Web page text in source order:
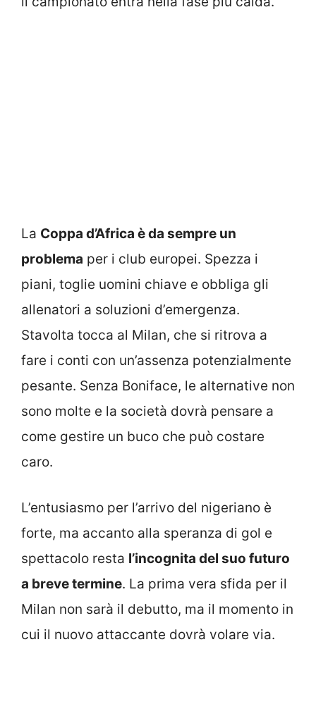
La Coppa d’Africa è da sempre un
problema per i club europei. Spezza i
piani, toglie uomini chiave e obbliga gli
allenatori a soluzioni d’emergenza.
Stavolta tocca al Milan, che si ritrova a
fare i conti con un’assenza potenzialmente
pesante. Senza Boniface, le alternative non
sono molte e la società dovrà pensare a
come gestire un buco che può costare
caro.
L’entusiasmo per l’arrivo del nigeriano è
forte, ma accanto alla speranza di gol e
spettacolo resta l’incognita del suo futuro
a breve termine. La prima vera sfida per il
Milan non sarà il debutto, ma il momento in
cui il nuovo attaccante dovrà volare via.